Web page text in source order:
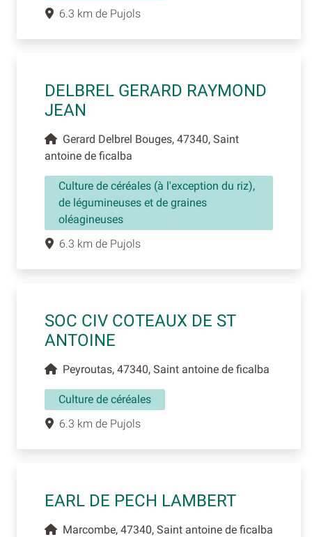
6.3 km de Pujols
DELBREL GERARD RAYMOND
JEAN
Gerard Delbrel Bouges, 47340, Saint
antoine de ficalba
Culture de céréales (à l'exception du riz),
de légumineuses et de graines
oléagineuses
6.3 km de Pujols
SOC CIV COTEAUX DE ST
ANTOINE
Peyroutas, 47340, Saint antoine de ficalba
Culture de céréales
6.3 km de Pujols
EARL DE PECH LAMBERT
Marcombe, 47340, Saint antoine de ficalba